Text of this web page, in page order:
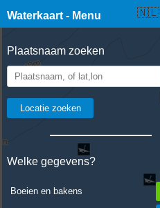
Waterkaart - Menu
Plaatsnaam zoeken
Welke gegevens?
Boeien en bakens
☰ Waterkaart Live 🇳🇱